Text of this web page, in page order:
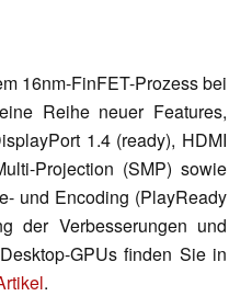
16nm-FinFET-Prozess bei
Reihe neuer Features,
1.4 (ready), HDMI
Projection (SMP) sowie
und Encoding (PlayReady
der Verbesserungen und
GPUs finden Sie in
.